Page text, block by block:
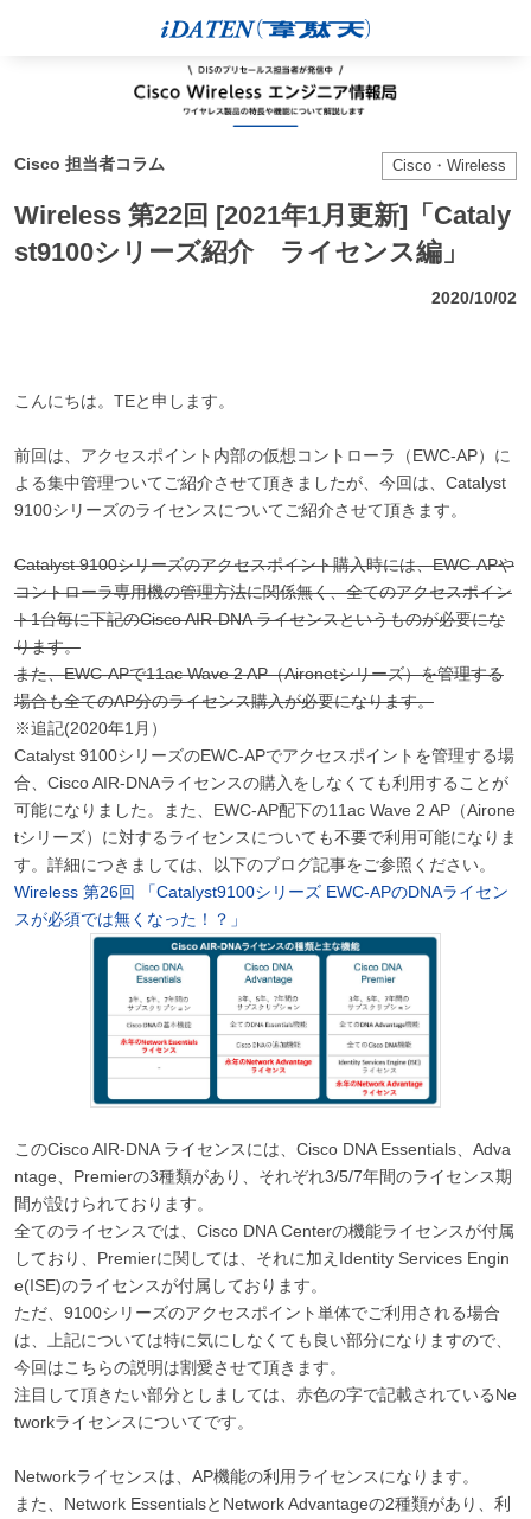
Cisco 担当者コラム Cisco・Wireless
Wireless 第22回 [2021年1月更新]「Cataly
st9100シリーズ紹介 ライセンス編」
2020/10/02
こんにちは。TEと申します。
前回は、アクセスポイント内部の仮想コントローラ（EWC-AP）に
よる集中管理ついてご紹介させて頂きましたが、今回は、Catalyst
9100シリーズのライセンスについてご紹介させて頂きます。
Catalyst 9100シリーズのアクセスポイント購入時には、EWC-APや
コントローラ専用機の管理方法に関係無く、全てのアクセスポイン
ト1台毎に下記のCisco AIR-DNA ライセンスというものが必要にな
ります。
また、EWC-APで11ac Wave 2 AP（Aironetシリーズ）を管理する
場合も全てのAP分のライセンス購入が必要になります。
※追記(2020年1月）
Catalyst 9100シリーズのEWC-APでアクセスポイントを管理する場
合、Cisco AIR-DNAライセンスの購入をしなくても利用することが
可能になりました。また、EWC-AP配下の11ac Wave 2 AP（Airone
tシリーズ）に対するライセンスについても不要で利用可能になりま
す。詳細につきましては、以下のブログ記事をご参照ください。
Wireless 第26回 「Catalyst9100シリーズ EWC-APのDNAライセン
スが必須では無くなった！？」
このCisco AIR-DNA ライセンスには、Cisco DNA Essentials、Adva
ntage、Premierの3種類があり、それぞれ3/5/7年間のライセンス期
間が設けられております。
全てのライセンスでは、Cisco DNA Centerの機能ライセンスが付属
しており、Premierに関しては、それに加えIdentity Services Engin
e(ISE)のライセンスが付属しております。
ただ、9100シリーズのアクセスポイント単体でご利用される場合
は、上記については特に気にしなくても良い部分になりますので、
今回はこちらの説明は割愛させて頂きます。
注目して頂きたい部分としましては、赤色の字で記載されているNe
tworkライセンスについてです。
Networkライセンスは、AP機能の利用ライセンスになります。
また、Network EssentialsとNetwork Advantageの2種類があり、利